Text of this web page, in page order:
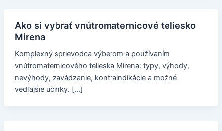
Ako si vybrať vnútromaternicové teliesko
Mirena
Komplexný sprievodca výberom a používaním
vnútromaternicového telieska Mirena: typy, výhody,
nevýhody, zavádzanie, kontraindikácie a možné
vedľajšie účinky. […]